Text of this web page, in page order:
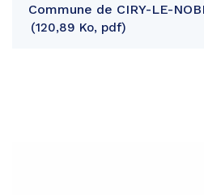
Commune de CIRY-LE-
120,89 Ko, pdf